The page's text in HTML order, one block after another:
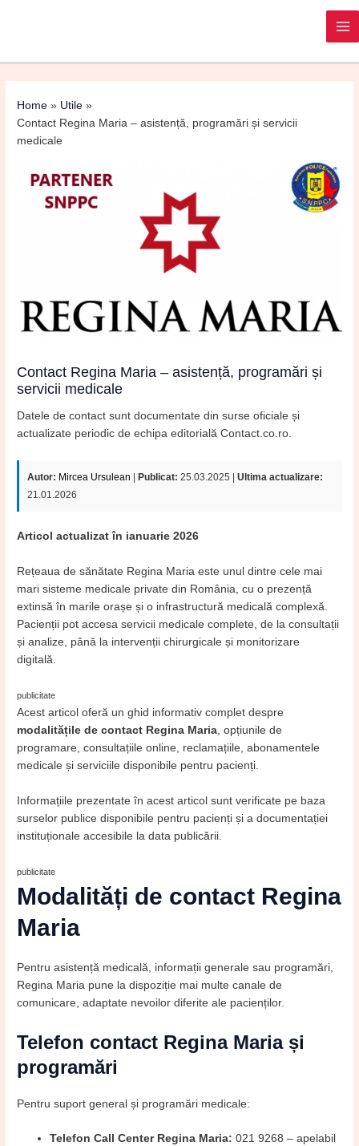
Home
Utile
Contact Regina Maria – asistență, programări și servicii
medicale
Contact Regina Maria – asistență, programări și
servicii medicale
Datele de contact sunt documentate din surse oficiale și
actualizate periodic de echipa editorială Contact.co.ro.
Autor: Mircea Ursulean Publicat: 25.03.2025 |Ultima actualizare:
21.01.2026
Articol actualizat în ianuarie 2026
Rețeaua de sănătate Regina Maria este unul dintre cele mai
mari sisteme medicale private din România, cu o prezență
extinsă în marile orașe și o infrastructură medicală complexă.
Pacienții pot accesa servicii medicale complete, de la consultații
și analize, până la intervenții chirurgicale și monitorizare
digitală.
publicitate
Acest articol oferă un ghid informativ complet despre
modalitățile de contact Regina Maria , opțiunile de
programare, consultațiile online, reclamațiile, abonamentele
medicale și serviciile disponibile pentru pacienți.
Informațiile prezentate în acest articol sunt verificate pe baza
surselor publice disponibile pentru pacienți și a documentației
instituționale accesibile la data publicării.
publicitate
Modalități de contact Regina
Maria
Pentru asistență medicală, informații generale sau programări,
Regina Maria pune la dispoziție mai multe canale de
comunicare, adaptate nevoilor diferite ale pacienților.
Telefon contact Regina Maria și
programări
Pentru suport general și programări medicale:
Telefon Call Center Regina Maria: 021 9268 – apelabil